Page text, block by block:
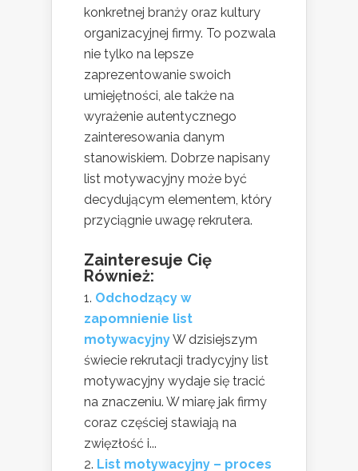
konkretnej branży oraz kultury
organizacyjnej firmy. To pozwala
nie tylko na lepsze
zaprezentowanie swoich
umiejętności, ale także na
wyrażenie autentycznego
zainteresowania danym
stanowiskiem. Dobrze napisany
list motywacyjny może być
decydującym elementem, który
przyciągnie uwagę rekrutera.
Zainteresuje Cię
Również:
Odchodzący w
zapomnienie list
motywacyjnyW dzisiejszym
świecie rekrutacji tradycyjny list
motywacyjny wydaje się tracić
na znaczeniu. W miarę jak firmy
coraz częściej stawiają na
zwięzłość i...
List motywacyjny – proces